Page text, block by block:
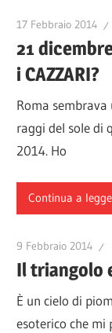
17 Febbraio 2014
21
i CAZZARI?
Roma
raggi del sole di
2014. Ho
Continua a
9 Febbraio 2014
Il triangolo
È un cielo di
esoterico che